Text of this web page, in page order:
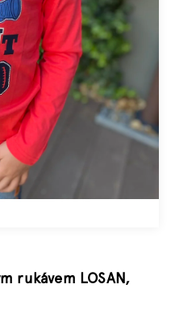
rukávem LOSAN,